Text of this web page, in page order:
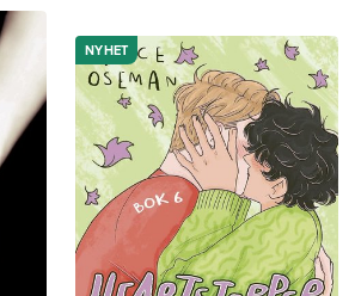
NYHET